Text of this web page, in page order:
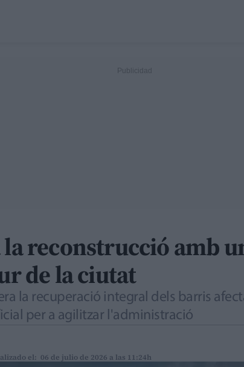
reconstrucció amb
de la ciutat
la recuperació integral dels barris
per a agilitzar l'administració
el: 06 de julio de 2026 a las 11:24h